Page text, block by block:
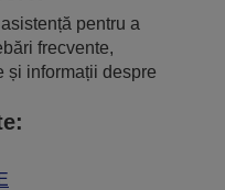
pentru a
frecvente,
și informații despre